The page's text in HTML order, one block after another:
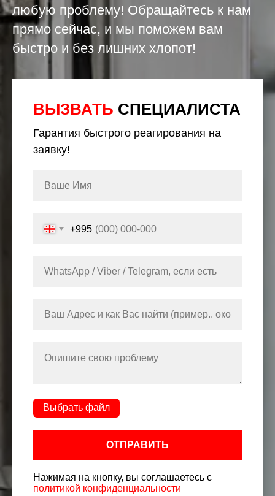
любую проблему! Обращайтесь к нам
прямо сейчас, и мы поможем вам
быстро и без лишних хлопот!
ВЫЗВАТЬ СПЕЦИАЛИСТА
Гарантия быстрого реагирования на
заявку!
+995
Выбрать файл
ОТПРАВИТЬ
Нажимая на кнопку, вы соглашаетесь с
политикой конфиденциальности